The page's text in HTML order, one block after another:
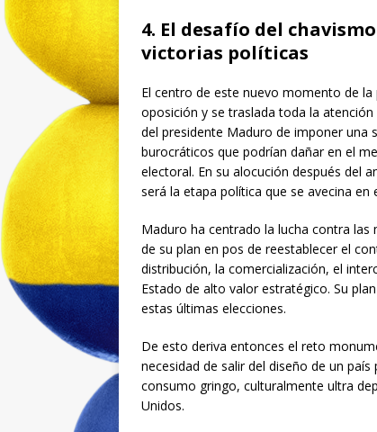
4. El desafío del
victorias políticas
El centro de este nuevo momento de
oposición y se traslada toda la
del presidente Maduro de imponer una
burocráticos que podrían dañar en el
electoral. En su alocución después del
será la etapa política que se avecina
Maduro ha centrado la lucha contra
de su plan en pos de reestablecer el
distribución, la comercialización, el
Estado de alto valor estratégico. Su
estas últimas elecciones.
De esto deriva entonces el reto
necesidad de salir del diseño de un
consumo gringo, culturalmente ultra
Unidos.